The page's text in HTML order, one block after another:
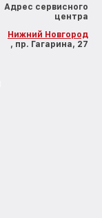
Адрес сервисного
центра
Нижний Новгород
, пр. Гагарина, 27